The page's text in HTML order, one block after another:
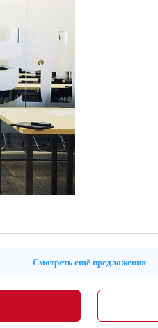
Смотреть ещё предложения